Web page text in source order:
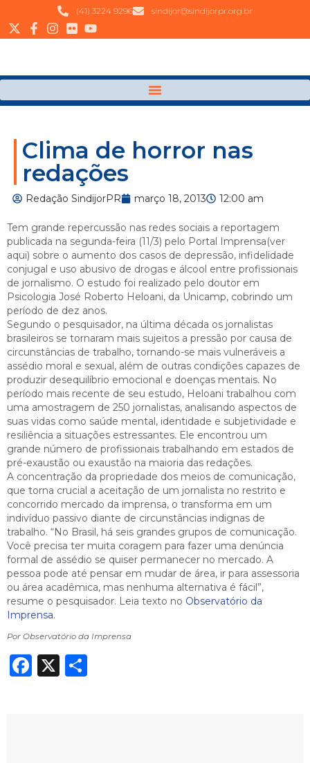
(41) 3224 9296 sindijor@sindijorpr.org.br
Clima de horror nas
redações
Redação SindijorPR março 18, 2013 12:00 am
Tem grande repercussão nas redes sociais a reportagem
publicada na segunda-feira (11/3) pelo Portal Imprensa(ver
aqui) sobre o aumento dos casos de depressão, infidelidade
conjugal e uso abusivo de drogas e álcool entre profissionais
de jornalismo. O estudo foi realizado pelo doutor em
Psicologia José Roberto Heloani, da Unicamp, cobrindo um
período de dez anos.
Segundo o pesquisador, na última década os jornalistas
brasileiros se tornaram mais sujeitos a pressão por causa de
circunstâncias de trabalho, tornando-se mais vulneráveis a
assédio moral e sexual, além de outras condições capazes de
produzir desequilíbrio emocional e doenças mentais. No
período mais recente de seu estudo, Heloani trabalhou com
uma amostragem de 250 jornalistas, analisando aspectos de
suas vidas como saúde mental, identidade e subjetividade e
resiliência a situações estressantes. Ele encontrou um
grande número de profissionais trabalhando em estados de
pré-exaustão ou exaustão na maioria das redações.
A concentração da propriedade dos meios de comunicação,
que torna crucial a aceitação de um jornalista no restrito e
concorrido mercado da imprensa, o transforma em um
indivíduo passivo diante de circunstâncias indignas de
trabalho. “No Brasil, há seis grandes grupos de comunicação.
Você precisa ter muita coragem para fazer uma denúncia
formal de assédio se quiser permanecer no mercado. A
pessoa pode até pensar em mudar de área, ir para assessoria
ou área acadêmica, mas nenhuma alternativa é fácil”,
resume o pesquisador. Leia texto no Observatório da
Imprensa.
Por Observatório da Imprensa
Facebook
X